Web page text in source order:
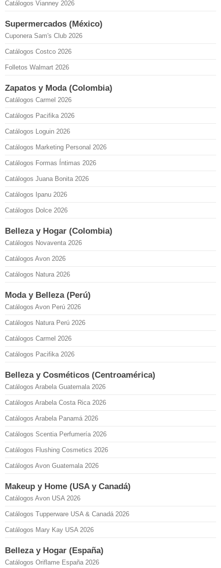
Catálogos Vianney 2026
Supermercados (México)
Cuponera Sam's Club 2026
Catálogos Costco 2026
Folletos Walmart 2026
Zapatos y Moda (Colombia)
Catálogos Carmel 2026
Catálogos Pacifika 2026
Catálogos Loguin 2026
Catálogos Marketing Personal 2026
Catálogos Formas Íntimas 2026
Catálogos Juana Bonita 2026
Catálogos Ipanu 2026
Catálogos Dolce 2026
Belleza y Hogar (Colombia)
Catálogos Novaventa 2026
Catálogos Avon 2026
Catálogos Natura 2026
Moda y Belleza (Perú)
Catálogos Avon Perú 2026
Catálogos Natura Perú 2026
Catálogos Carmel 2026
Catálogos Pacifika 2026
Belleza y Cosméticos (Centroamérica)
Catálogos Arabela Guatemala 2026
Catálogos Arabela Costa Rica 2026
Catálogos Arabela Panamá 2026
Catálogos Scentia Perfumería 2026
Catálogos Flushing Cosmetics 2026
Catálogos Avon Guatemala 2026
Makeup y Home (USA y Canadá)
Catálogos Avon USA 2026
Catálogos Tupperware USA & Canadá 2026
Catálogos Mary Kay USA 2026
Belleza y Hogar (España)
Catálogos Oriflame España 2026